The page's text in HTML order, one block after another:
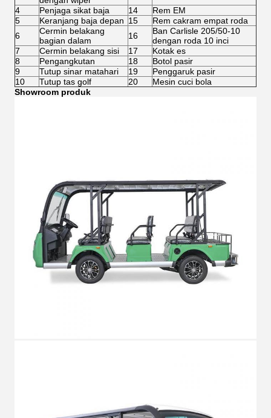
4
Penjaga sikat baja 14
Rem EM
5
Keranjang baja depan 15
Rem cakram empat roda
6
Cermin belakang
bagian dalam
16
Ban Carlisle 205/50-10
dengan roda 10 inci
7
Cermin belakang sisi 17
Kotak es
8
Pengangkutan 18
Botol pasir
9
Tutup sinar matahari 19
Penggaruk pasir
10
Tutup tas golf 20
Mesin cuci bola
Showroom produk